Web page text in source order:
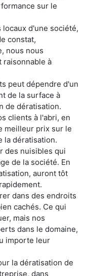
sur le
locaux d'une société,
constat,
nous nous
raisonnable à
peut dépendre d'un
de la surface à
de dératisation.
clients à l'abri, en
meilleur prix sur le
la dératisation.
des nuisibles qui
de la société. En
auront tôt
dans des endroits
cachés. Ce qui
mais nos
dans le domaine,
importe leur
la dératisation de
dans